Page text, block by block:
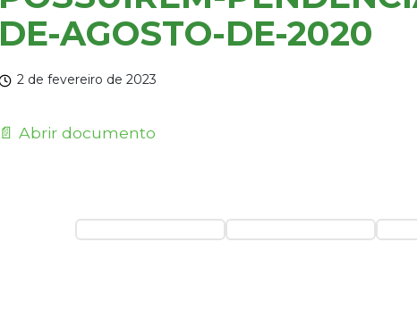
DE-AGOSTO-DE-2020
2 de fevereiro de 2023
📄 Abrir documento